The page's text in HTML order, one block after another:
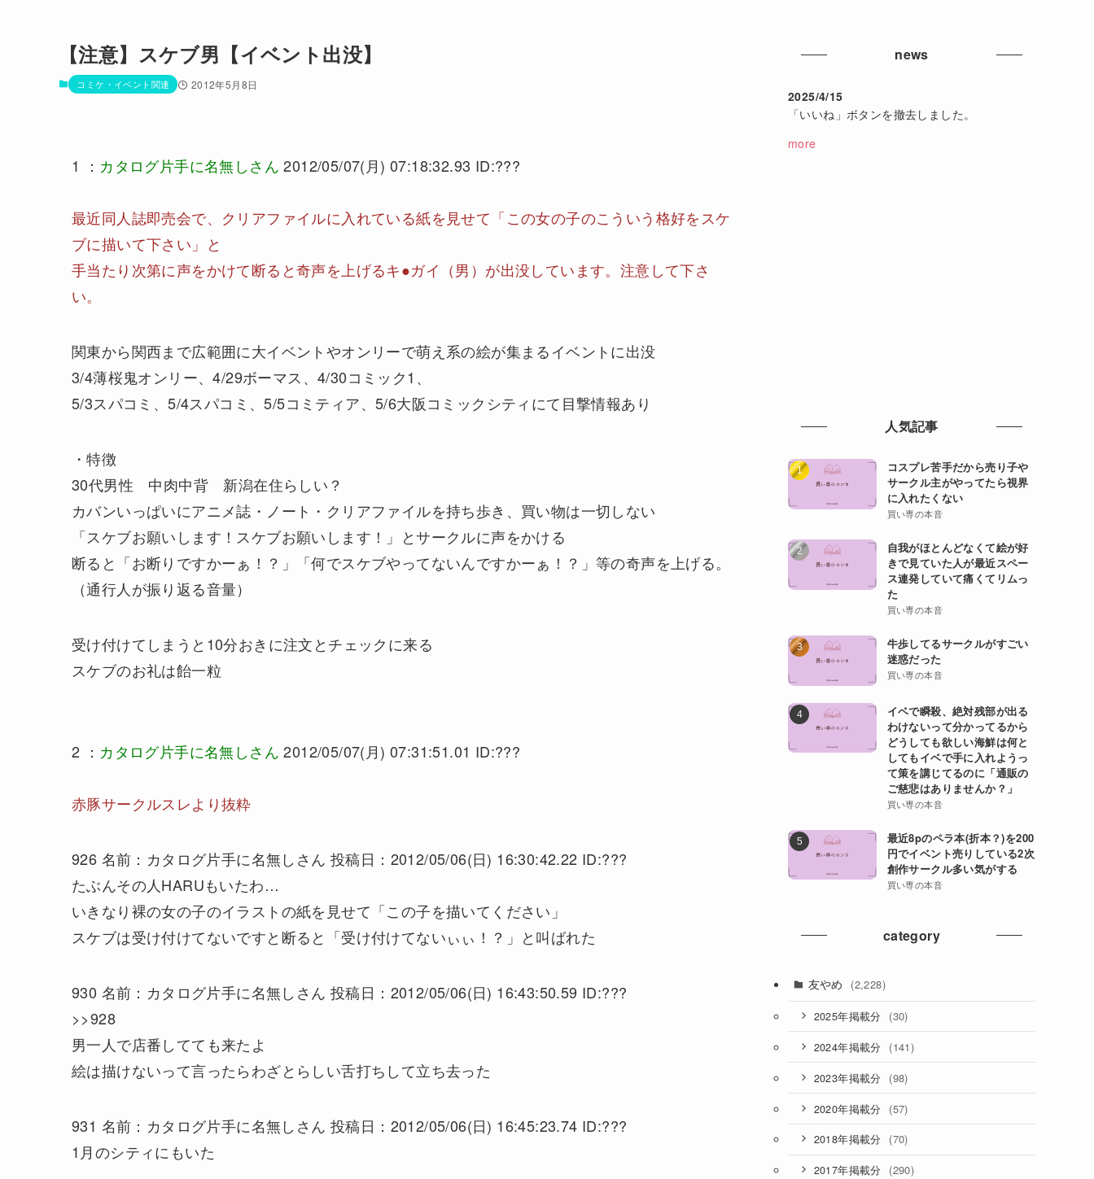
【注意】スケブ男【イベント出没】
コミケ・イベント関連 2012年5月8日
1 ： カタログ片手に名無しさん 2012/05/07(月) 07:18:32.93 ID:???
最近同人誌即売会で、クリアファイルに入れている紙を見せて「この女の子のこういう格好をスケ
ブに描いて下さい」と
手当たり次第に声をかけて断ると奇声を上げるキ●ガイ（男）が出没しています。注意して下さ
い。
関東から関西まで広範囲に大イベントやオンリーで萌え系の絵が集まるイベントに出没
3/4薄桜鬼オンリー、4/29ボーマス、4/30コミック1、
5/3スパコミ、5/4スパコミ、5/5コミティア、5/6大阪コミックシティにて目撃情報あり
・特徴
30代男性 中肉中背 新潟在住らしい？
カバンいっぱいにアニメ誌・ノート・クリアファイルを持ち歩き、買い物は一切しない
「スケブお願いします！スケブお願いします！」とサークルに声をかける
断ると「お断りですかーぁ！？」「何でスケブやってないんですかーぁ！？」等の奇声を上げる。
（通行人が振り返る音量）
受け付けてしまうと10分おきに注文とチェックに来る
スケブのお礼は飴一粒
2 ： カタログ片手に名無しさん 2012/05/07(月) 07:31:51.01 ID:???
赤豚サークルスレより抜粋
926 名前：カタログ片手に名無しさん 投稿日：2012/05/06(日) 16:30:42.22 ID:???
たぶんその人HARUもいたわ…
いきなり裸の女の子のイラストの紙を見せて「この子を描いてください」
スケブは受け付けてないですと断ると「受け付けてないぃぃ！？」と叫ばれた
930 名前：カタログ片手に名無しさん 投稿日：2012/05/06(日) 16:43:50.59 ID:???
>>928
男一人で店番してても来たよ
絵は描けないって言ったらわざとらしい舌打ちして立ち去った
931 名前：カタログ片手に名無しさん 投稿日：2012/05/06(日) 16:45:23.74 ID:???
1月のシティにもいた
news
2025/4/15
「いいね」ボタンを撤去しました。
more
人気記事
コスプレ苦手だから売り子や
サークル主がやってたら視界
に入れたくない
買い専の本音
自我がほとんどなくて絵が好
きで見ていた人が最近スペー
ス連発していて痛くてリムっ
た
買い専の本音
牛歩してるサークルがすごい
迷惑だった
買い専の本音
イベで瞬殺、絶対残部が出る
わけないって分かってるから
どうしても欲しい海鮮は何と
してもイベで手に入れようっ
て策を講じてるのに「通販の
ご慈悲はありませんか？」
買い専の本音
最近8pのペラ本(折本？)を200
円でイベント売りしている2次
創作サークル多い気がする
買い専の本音
category
友やめ (2,228)
2025年掲載分 (30)
2024年掲載分 (141)
2023年掲載分 (98)
2020年掲載分 (57)
2018年掲載分 (70)
2017年掲載分 (290)